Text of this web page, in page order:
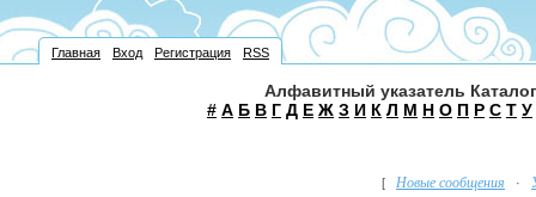
Главная Вход Регистрация RSS
Алфавитный указатель
# А Б В Г Д Е Ж З И К Л М Н О П Р С Т У
[ Новые сообщения ·